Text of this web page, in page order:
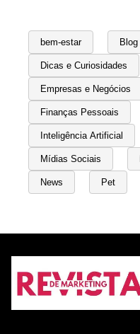
bem-estar Blog
Dicas e Curiosidades
Empresas e Negócios
Finanças Pessoais
Inteligência Artificial
Mídias Sociais
News Pet